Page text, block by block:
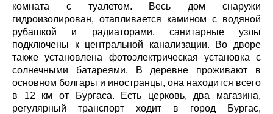
комната с туалетом. Весь дом снаружи
гидроизолирован, отапливается камином с водяной
рубашкой и радиаторами, санитарные узлы
подключены к центральной канализации. Во дворе
также установлена фотоэлектрическая установка с
солнечными батареями. В деревне проживают в
основном болгары и иностранцы, она находится всего
в 12 км от Бургаса. Есть церковь, два магазина,
регулярный транспорт ходит в город Бургас,